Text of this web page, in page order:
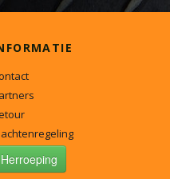
Herroeping